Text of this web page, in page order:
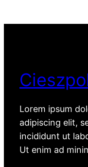
Lorem ipsum
adipiscing elit,
incididunt ut
Ut enim ad